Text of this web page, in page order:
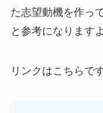
た志望動機を作っ
と参考になりますよ
リンクはこちらで